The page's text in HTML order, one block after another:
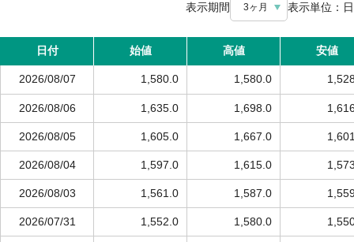
表示期間 3ヶ月 表示単位： 日
日付 始値 高値 安値
2026/08/07 1,580.0 1,580.0
2026/08/06 1,635.0 1,698.0
2026/08/05 1,605.0 1,667.0
2026/08/04 1,597.0 1,615.0
2026/08/03 1,561.0 1,587.0
2026/07/31 1,552.0 1,580.0